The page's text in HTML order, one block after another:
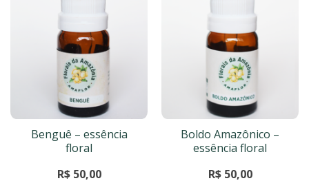
Benguê – essência
floral
R$50,00
Boldo Amazônico –
essência floral
R$50,00